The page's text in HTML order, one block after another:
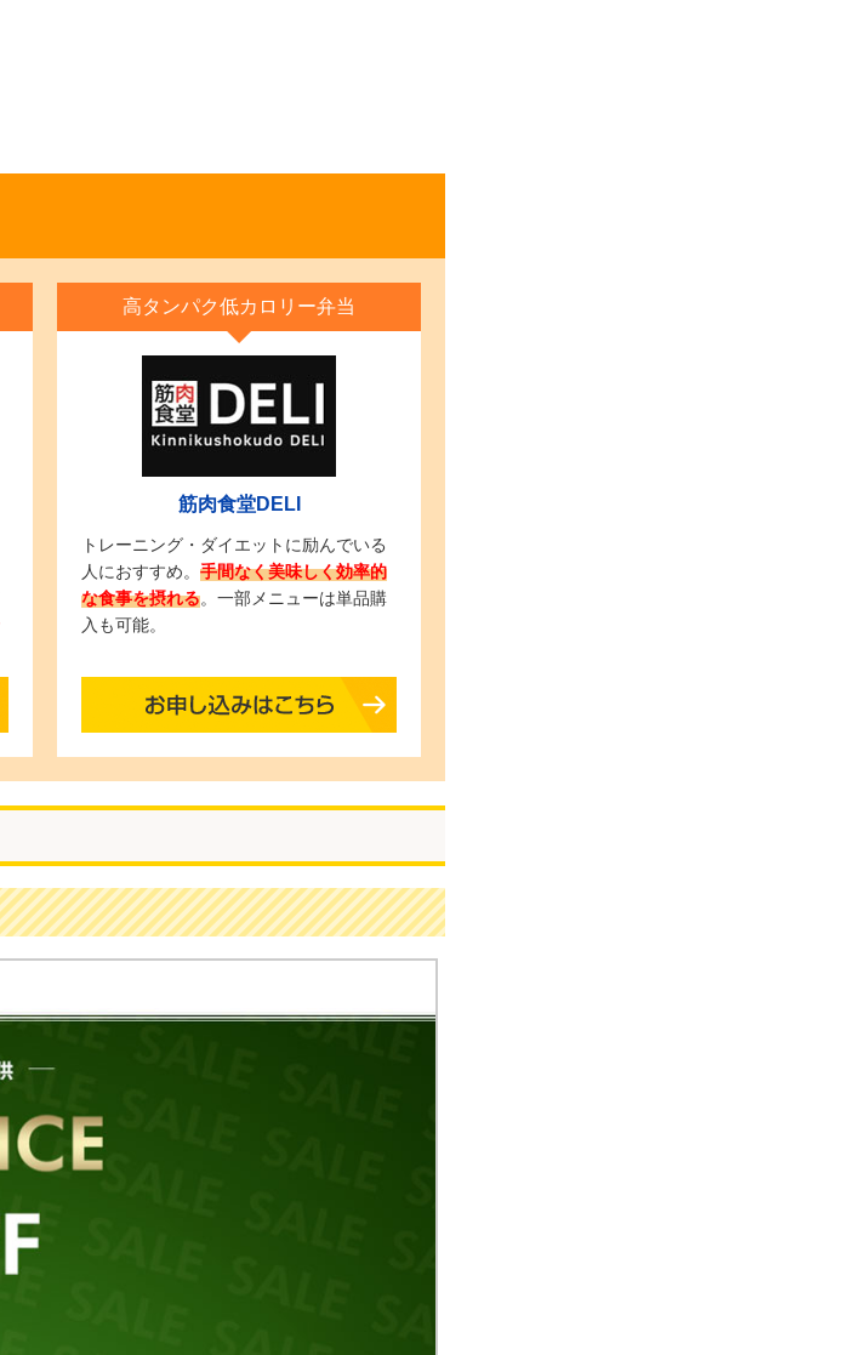
高タンパク低カロリー弁当
筋肉食堂DELI
トレーニング・ダイエットに励んでいる
人におすすめ。 手間なく美味しく効率的
な食事を摂れる。一部メニューは単品購
入も可能。